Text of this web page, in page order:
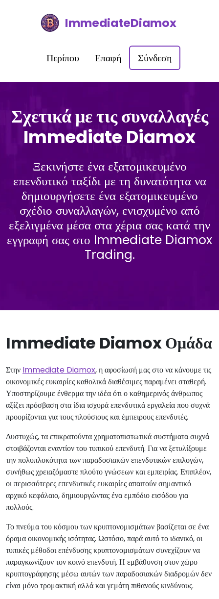
ImmediateDiamox
Περίπου Επαφή Σύνδεση
Σχετικά με τις συναλλαγές
Immediate Diamox
Ξεκινήστε ένα εξατομικευμένο
επενδυτικό ταξίδι με τη δυνατότητα να
δημιουργήσετε ένα εξατομικευμένο
σχέδιο συναλλαγών, ενισχυμένο από
εξελιγμένα μέσα στα χέρια σας κατά την
εγγραφή σας στο Immediate Diamox
Trading.
Immediate Diamox Ομάδα
Στην Immediate Diamox, η αφοσίωσή μας στο να κάνουμε τις
οικονομικές ευκαιρίες καθολικά διαθέσιμες παραμένει σταθερή.
Υποστηρίζουμε ένθερμα την ιδέα ότι ο καθημερινός άνθρωπος
αξίζει πρόσβαση στα ίδια ισχυρά επενδυτικά εργαλεία που συχνά
προορίζονται για τους πλούσιους και έμπειρους επενδυτές.
Δυστυχώς, τα επικρατούντα χρηματοπιστωτικά συστήματα συχνά
στοιβάζονται εναντίον του τυπικού επενδυτή. Για να ξετυλίξουμε
την πολυπλοκότητα των παραδοσιακών επενδυτικών επιλογών,
συνήθως χρειαζόμαστε πλούτο γνώσεων και εμπειρίας. Επιπλέον,
οι περισσότερες επενδυτικές ευκαιρίες απαιτούν σημαντικό
αρχικό κεφάλαιο, δημιουργώντας ένα εμπόδιο εισόδου για
πολλούς.
Το πνεύμα του κόσμου των κρυπτονομισμάτων βασίζεται σε ένα
όραμα οικονομικής ισότητας. Ωστόσο, παρά αυτό το ιδανικό, οι
τυπικές μέθοδοι επένδυσης κρυπτονομισμάτων συνεχίζουν να
παραγκωνίζουν τον κοινό επενδυτή. Η εμβάθυνση στον χώρο
κρυπτογράφησης μέσω αυτών των παραδοσιακών διαδρομών δεν
είναι μόνο τρομακτική αλλά και γεμάτη πιθανούς κινδύνους.